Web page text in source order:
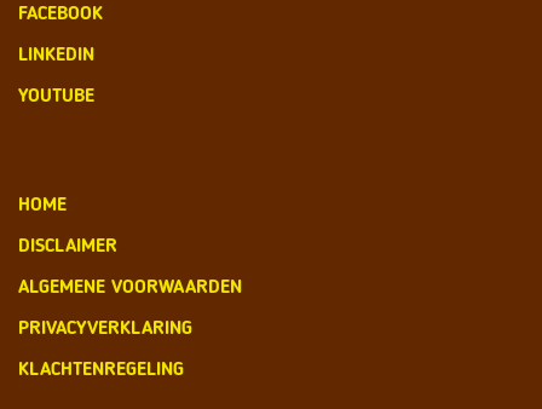
FACEBOOK
LINKEDIN
YOUTUBE
HOME
DISCLAIMER
ALGEMENE VOORWAARDEN
PRIVACYVERKLARING
KLACHTENREGELING